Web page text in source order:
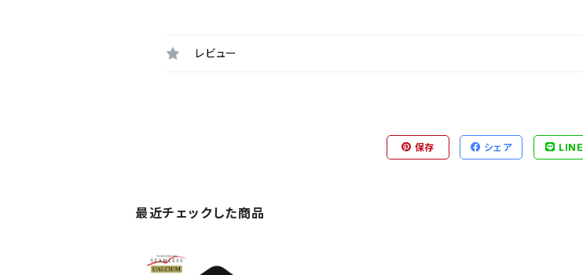
レビュー
保存 シェア LINE
最近チェックした商品